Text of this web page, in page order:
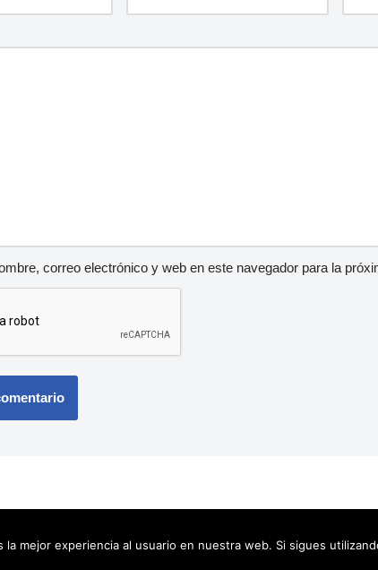
correo electrónico y web en este navegador para la
la mejor experiencia al usuario en nuestra web. Si sigues